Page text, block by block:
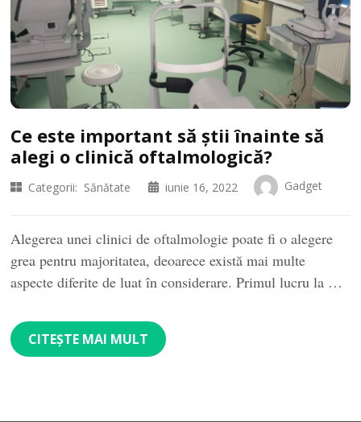
Ce este important să știi înainte să
alegi o clinică oftalmologică?
Categorii: Sănătate iunie 16, 2022 Gadget
Alegerea unei clinici de oftalmologie poate fi o alegere
grea pentru majoritatea, deoarece există mai multe
aspecte diferite de luat în considerare. Primul lucru la …
CITEȘTE MAI MULT